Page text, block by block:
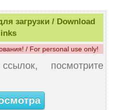
загрузки / Download
/ For personal use only!
посмотрите